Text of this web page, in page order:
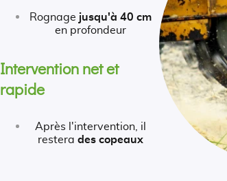
Rognage jusqu'à 40 cm
en profondeur
Intervention net et
rapide
Après l'intervention, il
restera des copeaux